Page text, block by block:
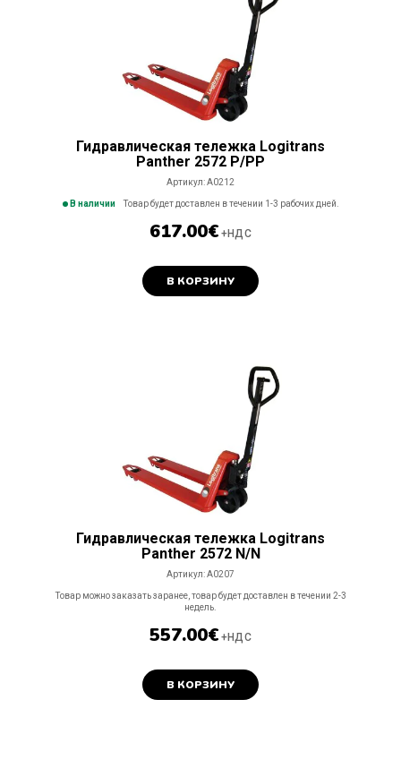
Гидравлическая тележка Logitrans
Panther 2572 P/PP
Артикул:A0212
В наличии Товар будет доставлен в течении 1-3 рабочих дней.
617.00€ +НДС
В КОРЗИНУ
Гидравлическая тележка Logitrans
Panther 2572 N/N
Артикул:A0207
Товар можно заказать заранее, товар будет доставлен в течении 2-3
недель.
557.00€ +НДС
В КОРЗИНУ